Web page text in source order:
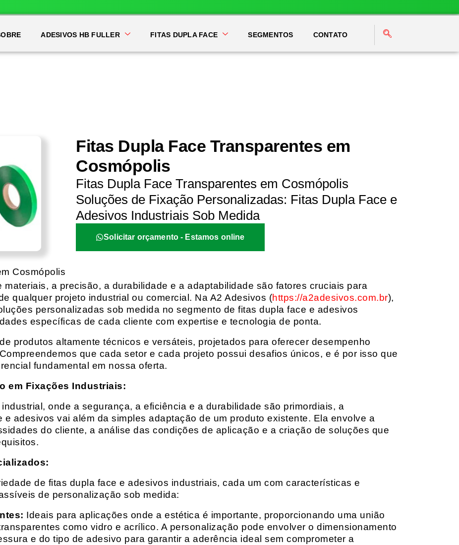
ADESIVOS HB FULLER FITAS DUPLA FACE SEGMENTOS CONTATO
Fitas Dupla Face Transparentes em
Cosmópolis
Fitas Dupla Face Transparentes em Cosmópolis
Soluções de Fixação Personalizadas: Fitas Dupla Face e
Adesivos Industriais Sob Medida
Solicitar orçamento - Estamos online
Cosmópolis
a precisão, a durabilidade e a adaptabilidade são fatores cruciais para
qualquer projeto industrial ou comercial. Na A2 Adesivos (https://a2adesivos.com.br),
personalizadas sob medida no segmento de fitas dupla face e adesivos
específicas de cada cliente com expertise e tecnologia de ponta.
produtos altamente técnicos e versáteis, projetados para oferecer desempenho
que cada setor e cada projeto possui desafios únicos, e é por isso que
fundamental em nossa oferta.
em Fixações Industriais:
onde a segurança, a eficiência e a durabilidade são primordiais, a
adesivos vai além da simples adaptação de um produto existente. Ela envolve a
do cliente, a análise das condições de aplicação e a criação de soluções que
de fitas dupla face e adesivos industriais, cada um com características e
de personalização sob medida:
Ideais para aplicações onde a estética é importante, proporcionando uma união
como vidro e acrílico. A personalização pode envolver o dimensionamento
e do tipo de adesivo para garantir a aderência ideal sem comprometer a